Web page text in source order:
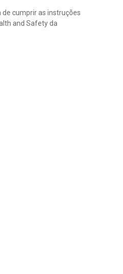
cumprir as instruções
and Safety da